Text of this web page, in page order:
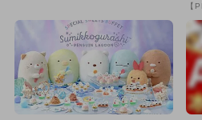
【